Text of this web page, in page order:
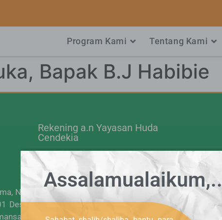
Program Kami Tentang Kami
Bapak B.J Habibie
No.
Desa
Rekening a.n Yayasan Huda
Cendekia
BRI 001201003107303
BCA 0953477243
Mandiri 1330011678489
Assalamualaikum,..
Sahabat shalih/shaliha bantu para